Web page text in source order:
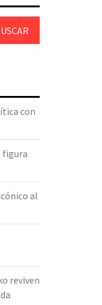
con
figura
al
reviven